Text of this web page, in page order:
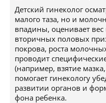
Детский гинеколог
малого таза, но и
впадины, оценивает
вторичных половых
покрова, роста
проводит
(например, взятие
помогает гинекологу
развитии органов и
фона ребенка.